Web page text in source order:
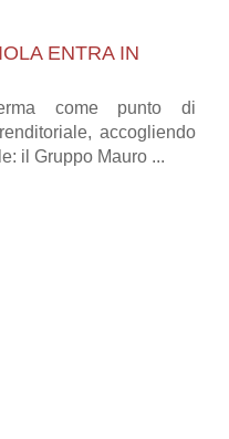
ENTRA IN
come punto di
accogliendo
il Gruppo Mauro ...